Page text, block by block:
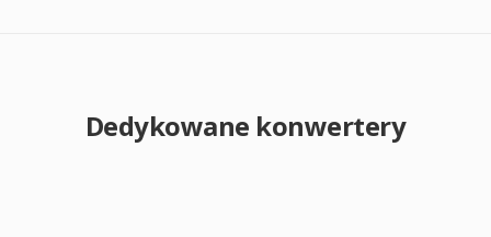
Dedykowane konwertery